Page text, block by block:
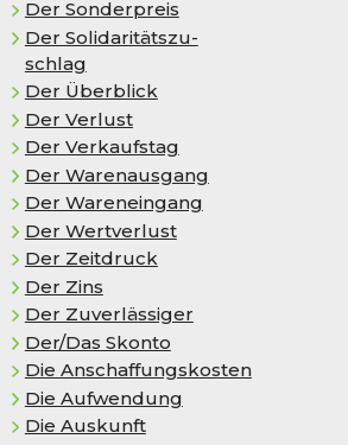
Der Sonderpreis
Der So­li­da­ri­täts­zu­
schlag
Der Überblick
Der Verlust
Der Ver­kaufs­tag
Der Warenausgang
Der Wareneingang
Der Wertverlust
Der Zeitdruck
Der Zins
Der Zuverlässiger
Der/Das Skon­to
Die Anschaffungskosten
Die Auf­wen­dung
Die Auskunft